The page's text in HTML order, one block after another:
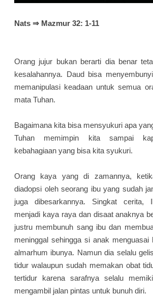
Nats ⇒ Mazmur 32: 1-11
Orang jujur bukan berarti dia benar
kesalahannya. Daud bisa
memanipulasi keadaan untuk semua
mata Tuhan.
Bagaimana kita bisa mensyukuri apa
Tuhan memimpin kita sampai
kebahagiaan yang bisa kita syukuri.
Orang kaya yang di zamannya,
diadopsi oleh seorang ibu yang sudah
juga dibesarkannya. Singkat cerita,
menjadi kaya raya dan disaat anaknya
justru membunuh sang ibu dan
meninggal sehingga si anak menguasai
almarhum ibunya. Namun dia selalu
tidur walaupun sudah memakan obat
tertidur karena sarafnya selalu
mengambil jalan pintas untuk bunuh diri.